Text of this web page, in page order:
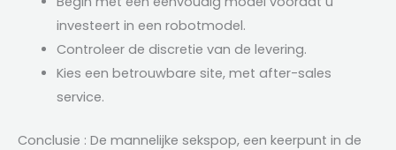
investeert in een robotmodel.
Controleer de discretie van de levering.
Kies een betrouwbare site, met after-sales
service.
Conclusie : De mannelijke sekspop, een keerpunt in de